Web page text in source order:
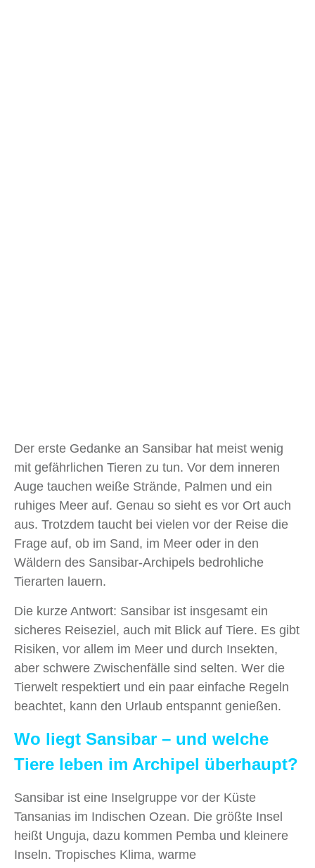
Der erste Gedanke an Sansibar hat meist wenig
mit gefährlichen Tieren zu tun. Vor dem inneren
Auge tauchen weiße Strände, Palmen und ein
ruhiges Meer auf. Genau so sieht es vor Ort auch
aus. Trotzdem taucht bei vielen vor der Reise die
Frage auf, ob im Sand, im Meer oder in den
Wäldern des Sansibar-Archipels bedrohliche
Tierarten lauern.
Die kurze Antwort: Sansibar ist insgesamt ein
sicheres Reiseziel, auch mit Blick auf Tiere. Es gibt
Risiken, vor allem im Meer und durch Insekten,
aber schwere Zwischenfälle sind selten. Wer die
Tierwelt respektiert und ein paar einfache Regeln
beachtet, kann den Urlaub entspannt genießen.
Wo liegt Sansibar – und welche
Tiere leben im Archipel überhaupt?
Sansibar ist eine Inselgruppe vor der Küste
Tansanias im Indischen Ozean. Die größte Insel
heißt Unguja, dazu kommen Pemba und kleinere
Inseln. Tropisches Klima, warme